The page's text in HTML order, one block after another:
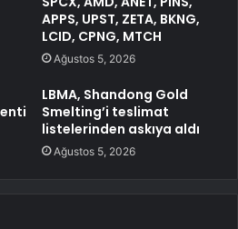
APPS, UPST, ZETA, BKNG,
LCID, CPNG, MTCH
Ağustos 5, 2026
LBMA, Shandong Gold
Smelting’i teslimat
listelerinden askıya aldı
Ağustos 5, 2026